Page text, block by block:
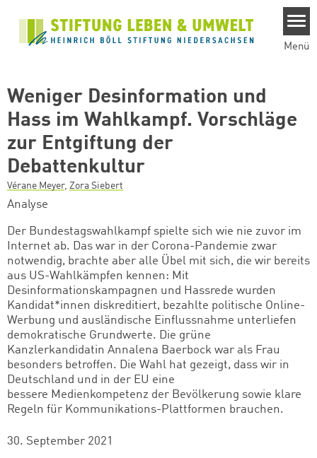
Menü
Weniger Desinformation und
Hass im Wahlkampf. Vorschläge
zur Entgiftung der
Debattenkultur
Vérane Meyer, Zora Siebert
Analyse
Der Bundestagswahlkampf spielte sich wie nie zuvor im
Internet ab. Das war in der Corona-Pandemie zwar
notwendig, brachte aber alle Übel mit sich, die wir bereits
aus US-Wahlkämpfen kennen: Mit
Desinformationskampagnen und Hassrede wurden
Kandidat*innen diskreditiert, bezahlte politische Online-
Werbung und ausländische Einflussnahme unterliefen
demokratische Grundwerte. Die grüne
Kanzlerkandidatin Annalena Baerbock war als Frau
besonders betroffen. Die Wahl hat gezeigt, dass wir in
Deutschland und in der EU eine
bessere Medienkompetenz der Bevölkerung sowie klare
Regeln für Kommunikations-Plattformen brauchen.
30. September 2021